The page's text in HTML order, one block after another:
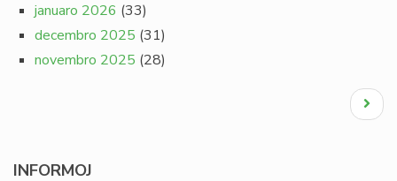
januaro 2026 (33)
decembro 2025 (31)
novembro 2025 (28)
Next
page
INFORMOJ